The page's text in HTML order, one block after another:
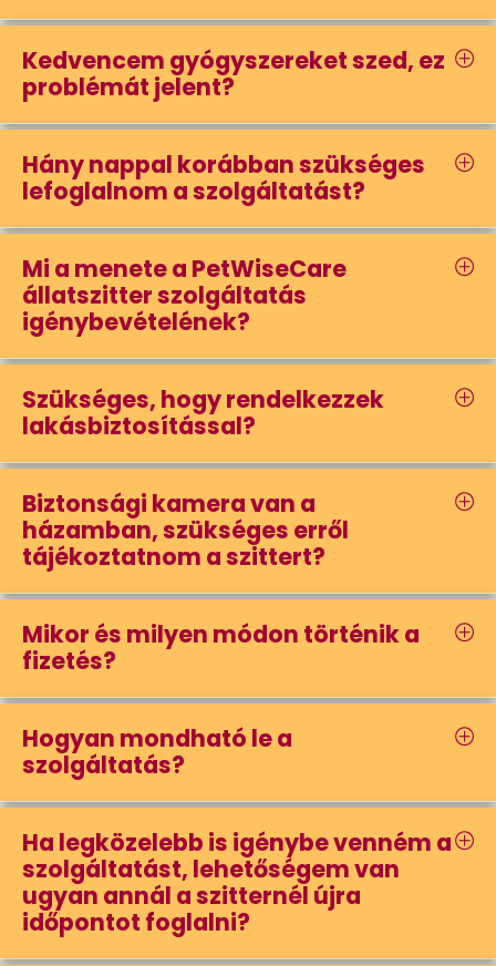
Kedvencem gyógyszereket szed, ez
problémát jelent?
Hány nappal korábban szükséges
lefoglalnom a szolgáltatást?
Mi a menete a PetWiseCare
állatszitter szolgáltatás
igénybevételének?
Szükséges, hogy rendelkezzek
lakásbiztosítással?
Biztonsági kamera van a
házamban, szükséges erről
tájékoztatnom a szittert?
Mikor és milyen módon történik a
fizetés?
Hogyan mondható le a
szolgáltatás?
Ha legközelebb is igénybe venném a
szolgáltatást, lehetőségem van
ugyan annál a szitternél újra
időpontot foglalni?